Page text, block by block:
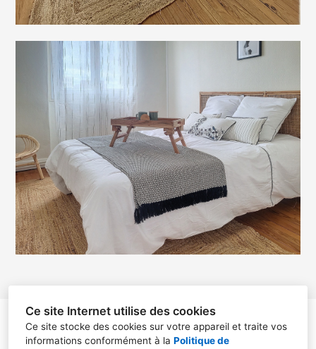
Ce site Internet utilise des cookies
Ce site stocke des cookies sur votre appareil et traite vos
informations conformément à la Politique de
christelle teyssier